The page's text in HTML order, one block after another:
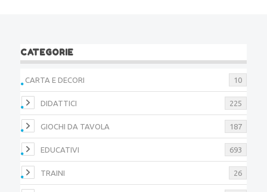
CATEGORIE
CARTA E DECORI 10
DIDATTICI 225
GIOCHI DA TAVOLA 187
EDUCATIVI 693
TRAINI 26